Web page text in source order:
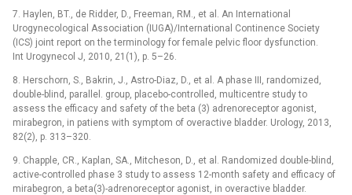
7. Haylen, BT., de Ridder, D., Freeman, RM., et al. An International
Urogynecological Association (IUGA)/International Continence Society
(ICS) joint report on the terminology for female pelvic floor dysfunction.
Int Urogynecol J, 2010, 21(1), p. 5–26.
8. Herschorn, S., Bakrin, J., Astro-Diaz, D., et al. A phase III, randomized,
double-blind, parallel. group, placebo-controlled, multicentre study to
assess the efficacy and safety of the beta (3) adrenoreceptor agonist,
mirabegron, in patiens with symptom of overactive bladder. Urology, 2013,
82(2), p. 313–320.
9. Chapple, CR., Kaplan, SA., Mitcheson, D., et al. Randomized double-blind,
active-controlled phase 3 study to assess 12-month safety and efficacy of
mirabegron, a beta(3)-adrenoreceptor agonist, in overactive bladder.